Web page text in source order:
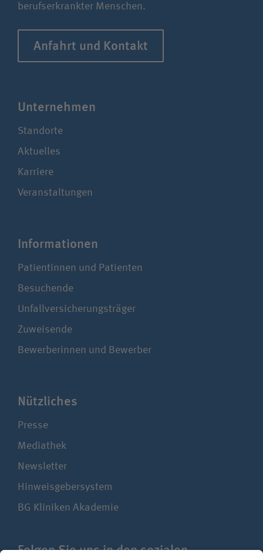
berufserkrankter Menschen.
Anfahrt und Kontakt
Unter­nehmen
Standorte
Aktuelles
Karriere
Veranstaltungen
Infor­ma­tionen
Patientinnen und Patienten
Besuchende
Unfallversicherungsträger
Zuweisende
Bewerberinnen und Bewerber
Nützliches
Presse
Mediathek
Newsletter
Hinweisgebersystem
BG Kliniken Akademie
Folgen Sie uns in den sozialen